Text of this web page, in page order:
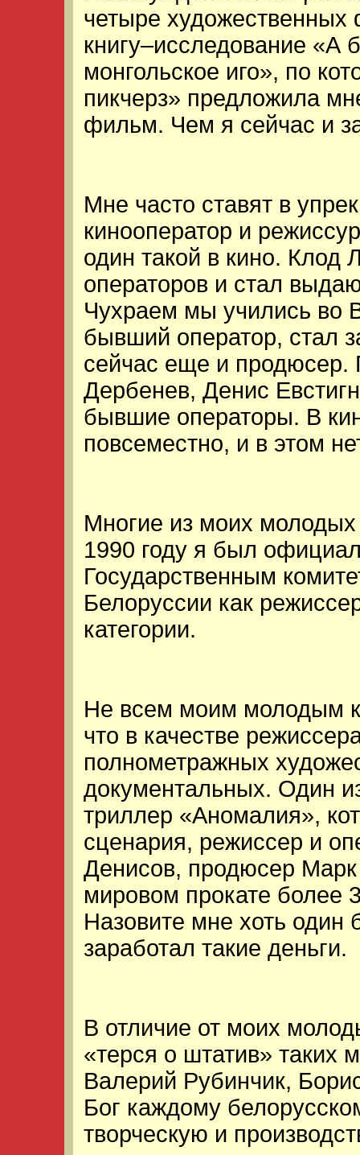
четыре
книгу–исследование «А
монгольское иго», по
пикчерз» предложила
фильм. Чем я сейчас и
Мне часто ставят в
кинооператор и
один такой в кино.
операторов и стал
Чухраем мы учились во
бывший оператор, стал
сейчас еще и продюсер.
Дербенев, Денис
бывшие операторы. В
повсеместно, и в этом
Многие из моих молодых
1990 году я был
Государственным
Белоруссии как
категории.
Не всем моим молодым
что в качестве
полнометражных
документальных. Один
триллер «Аномалия»,
сценария, режиссер и
Денисов, продюсер
мировом прокате более
Назовите мне хоть один
заработал такие деньги.
В отличие от моих
«терся о штатив» таких
Валерий Рубинчик,
Бог каждому
творческую и